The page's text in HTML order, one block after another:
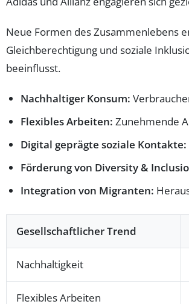
Neue Formen des Zusammenlebens
Gleichberechtigung und soziale
beeinflusst.
Nachhaltiger Konsum:
Flexibles Arbeiten: Zunehmende
Digital geprägte soziale Kontakte:
Förderung von Diversity &
Integration von Migranten:
Gesellschaftlicher Trend
Nachhaltigkeit
Flexibles Arbeiten